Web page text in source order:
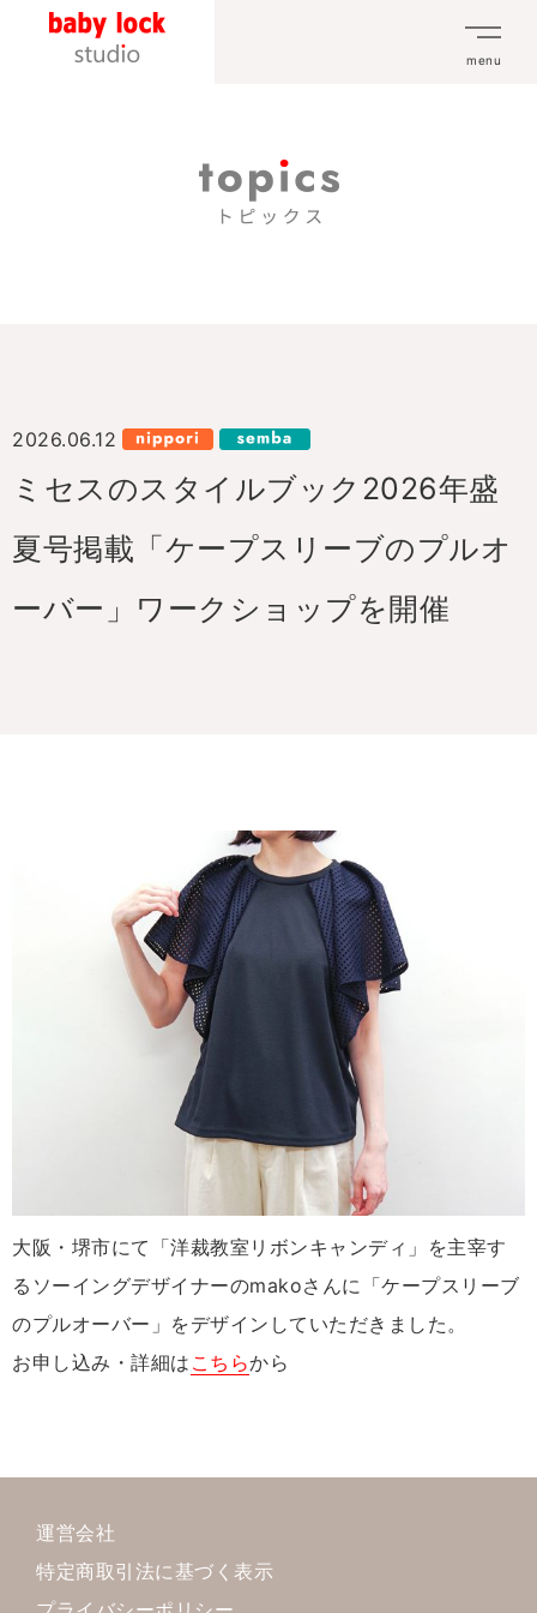
menu
2026.06.12
ミセスのスタイルブック2026年盛
夏号掲載「ケープスリーブのプルオ
ーバー」ワークショップを開催
大阪・堺市にて「洋裁教室リボンキャンディ」を主宰す
るソーイングデザイナーのmakoさんに「ケープスリーブ
のプルオーバー」をデザインしていただきました。
お申し込み・詳細は こちらから
運営会社
特定商取引法に基づく表示